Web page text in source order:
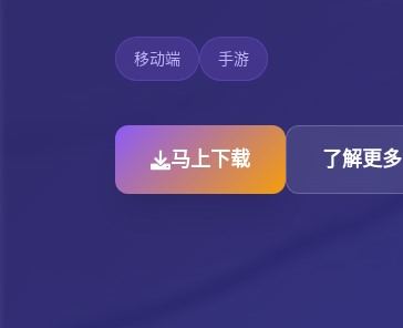
移动端 手游
马上下载 了解更多